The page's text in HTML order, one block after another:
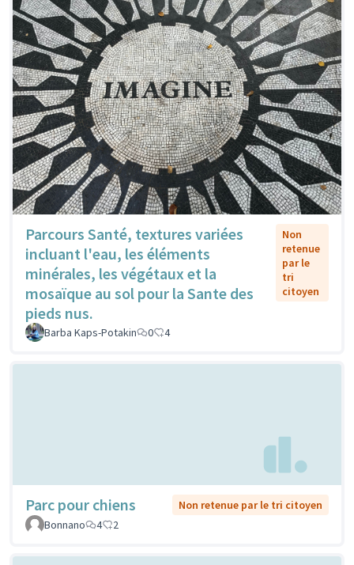
Parcours Santé, textures variées
incluant l'eau, les éléments
minérales, les végétaux et la
mosaïque au sol pour la Sante des
pieds nus.
Non
retenue
par le
tri
citoyen
Barba Kaps-Potakin 0 4
Parc pour chiens
Non retenue par le tri citoyen
Bonnano
4 2